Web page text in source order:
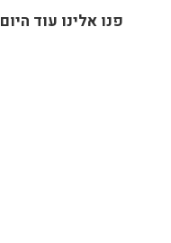
פנו אלינו עוד